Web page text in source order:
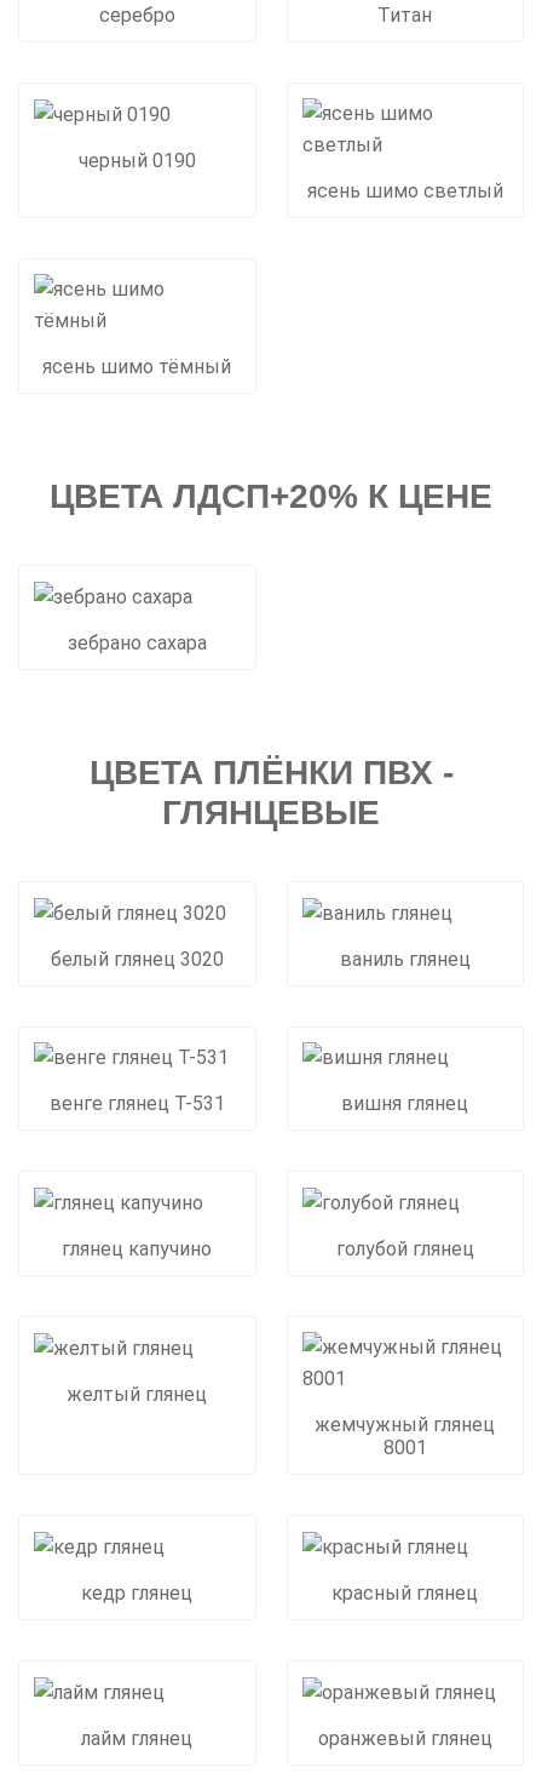
серебро Титан
черный 0190
ясень шимо светлый
ясень шимо тёмный
ЦВЕТА ЛДСП+20% К ЦЕНЕ
зебрано сахара
ЦВЕТА ПЛЁНКИ ПВХ -
ГЛЯНЦЕВЫЕ
белый глянец 3020 ваниль глянец
венге глянец Т-531 вишня глянец
глянец капучино голубой глянец
желтый глянец
жемчужный глянец
8001
кедр глянец красный глянец
лайм глянец оранжевый глянец